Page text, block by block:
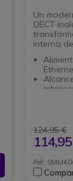
Un
DECT
interna
Hasta
124,95 €
Ref: